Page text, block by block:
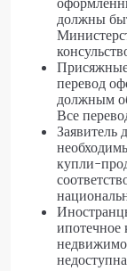
должны
перевод
должным
Все
Заявитель
купли-
ипотечное